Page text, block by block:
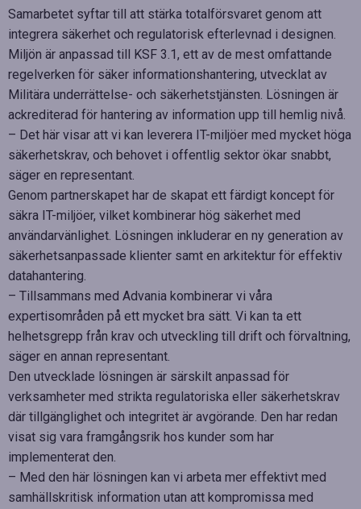
Samarbetet syftar till att stärka totalförsvaret genom att
integrera säkerhet och regulatorisk efterlevnad i designen.
Miljön är anpassad till KSF 3.1, ett av de mest omfattande
regelverken för säker informationshantering, utvecklat av
Militära underrättelse- och säkerhetstjänsten. Lösningen är
ackrediterad för hantering av information upp till hemlig nivå.
– Det här visar att vi kan leverera IT-miljöer med mycket höga
säkerhetskrav, och behovet i offentlig sektor ökar snabbt,
säger en representant.
Genom partnerskapet har de skapat ett färdigt koncept för
säkra IT-miljöer, vilket kombinerar hög säkerhet med
användarvänlighet. Lösningen inkluderar en ny generation av
säkerhetsanpassade klienter samt en arkitektur för effektiv
datahantering.
– Tillsammans med Advania kombinerar vi våra
expertisområden på ett mycket bra sätt. Vi kan ta ett
helhetsgrepp från krav och utveckling till drift och förvaltning,
säger en annan representant.
Den utvecklade lösningen är särskilt anpassad för
verksamheter med strikta regulatoriska eller säkerhetskrav
där tillgänglighet och integritet är avgörande. Den har redan
visat sig vara framgångsrik hos kunder som har
implementerat den.
– Med den här lösningen kan vi arbeta mer effektivt med
samhällskritisk information utan att kompromissa med